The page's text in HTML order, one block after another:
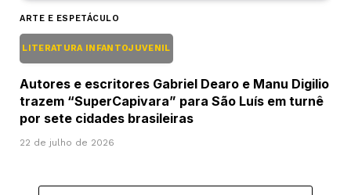
ARTE E ESPETÁCULO
LITERATURA INFANTOJUVENIL
Autores e escritores Gabriel Dearo e Manu Digilio
trazem “SuperCapivara” para São Luís em turnê
por sete cidades brasileiras
22 de julho de 2026